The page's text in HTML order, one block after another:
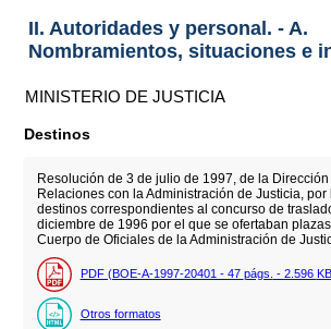
II. Autoridades y personal. - A.
Nombramientos, situaciones e
MINISTERIO DE JUSTICIA
Destinos
Resolución de 3 de julio de 1997, de la
Relaciones con la Administración de Justicia, por
destinos correspondientes al concurso de
diciembre de 1996 por el que se ofertaban
Cuerpo de Oficiales de la Administración de
PDF (BOE-A-1997-20401 - 47 págs. - 2.596 KB
Otros formatos